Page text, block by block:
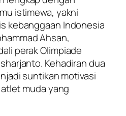
istimewa, yakni
kebanggaan Indonesia
Ahsan,
perak Olimpiade
Kehadiran dua
suntikan motivasi
muda yang